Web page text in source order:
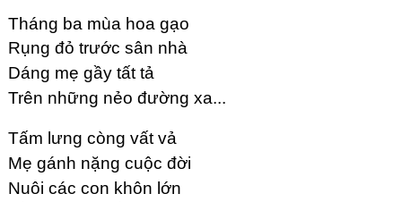
Tháng ba mùa hoa gạo
Rụng đỏ trước sân nhà
Dáng mẹ gầy tất tả
Trên những nẻo đường xa...
Tấm lưng còng vất vả
Mẹ gánh nặng cuộc đời
Nuôi các con khôn lớn